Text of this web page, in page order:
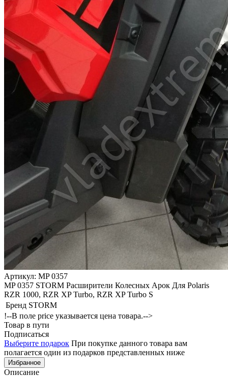
Артикул: MP 0357
MP 0357 STORM Расширители Колесных Арок Для Polaris
RZR 1000, RZR XP Turbo, RZR XP Turbo S
Бренд STORM
!--В поле price указывается цена товара.-->
Товар в пути
Подписаться
Выберите подарок При покупке данного товара вам
полагается один из подарков представленных ниже
Избранное
Описание